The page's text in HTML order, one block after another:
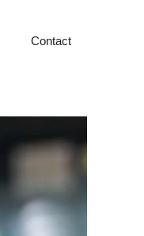
Contact